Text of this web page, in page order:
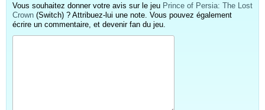
Vous souhaitez donner votre avis sur le jeu Prince of Persia: The Lost
Crown (Switch) ? Attribuez-lui une note. Vous pouvez également
écrire un commentaire, et devenir fan du jeu.